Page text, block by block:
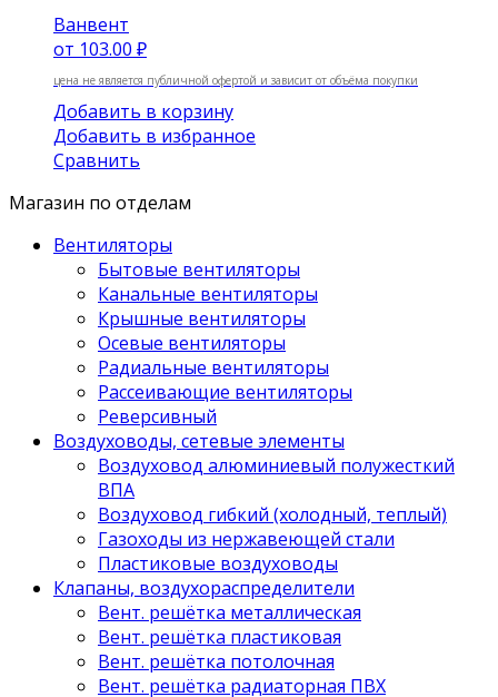
Ванвент
от 103.00 ₽
цена не является публичной офертой и зависит от объёма покупки
Добавить в корзину
Добавить в избранное
Сравнить
Магазин по отделам
Вентиляторы
Бытовые вентиляторы
Канальные вентиляторы
Крышные вентиляторы
Осевые вентиляторы
Радиальные вентиляторы
Рассеивающие вентиляторы
Реверсивный
Воздуховоды, сетевые элементы
Воздуховод алюминиевый полужесткий
ВПА
Воздуховод гибкий (холодный, теплый)
Газоходы из нержавеющей стали
Пластиковые воздуховоды
Клапаны, воздухораспределители
Вент. решётка металлическая
Вент. решётка пластиковая
Вент. решётка потолочная
Вент. решётка радиаторная ПВХ